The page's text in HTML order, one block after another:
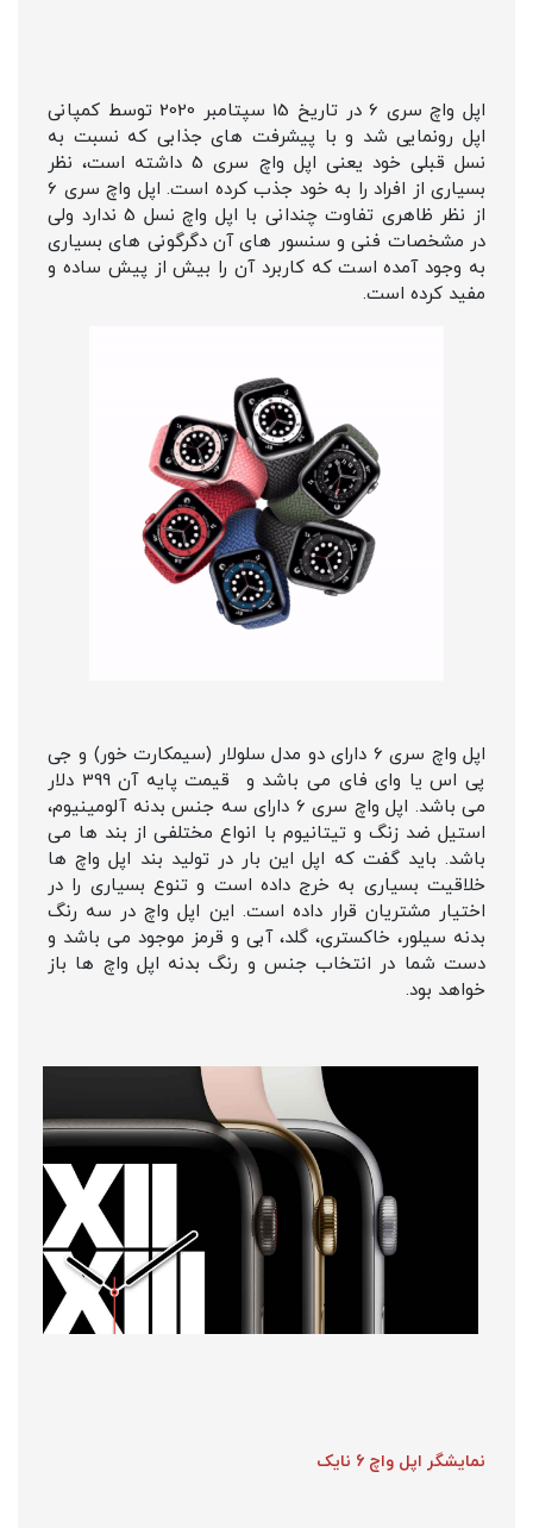
اپل واچ سری 6 در تاریخ 15 سپتامبر 2020 توسط کمپانی
اپل رونمایی شد و با پیشرفت های جذابی که نسبت به
نسل قبلی خود یعنی اپل واچ سری 5 داشته است، نظر
بسیاری از افراد را به خود جذب کرده است. اپل واچ سری 6
از نظر ظاهری تفاوت چندانی با اپل واچ نسل 5 ندارد ولی
در مشخصات فنی و سنسور های آن دگرگونی های بسیاری
به وجود آمده است که کاربرد آن را بیش از پیش ساده و
مفید کرده است.
اپل واچ سری 6 دارای دو مدل سلولار (سیمکارت خور) و جی
پی اس یا وای فای می باشد و قیمت پایه آن 399 دلار
می باشد. اپل واچ سری 6 دارای سه جنس بدنه آلومینیوم،
استیل ضد زنگ و تیتانیوم با انواع مختلفی از بند ها می
باشد. باید گفت که اپل این بار در تولید بند اپل واچ ها
خلاقیت بسیاری به خرج داده است و تنوع بسیاری را در
اختیار مشتریان قرار داده است. این اپل واچ در سه رنگ
بدنه سیلور، خاکستری، گلد، آبی و قرمز موجود می باشد و
دست شما در انتخاب جنس و رنگ بدنه اپل واچ ها باز
خواهد بود.
نمایشگر اپل واچ 6 نایک